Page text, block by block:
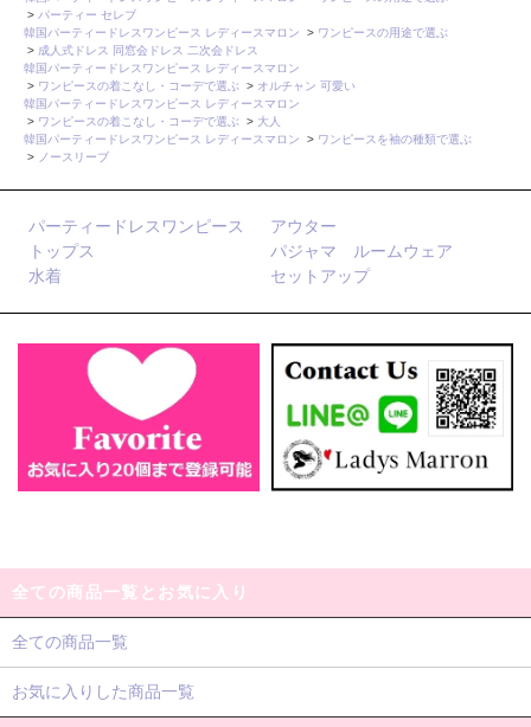
> パーティー セレブ
韓国パーティードレスワンピース レディースマロン
> ワンピースの用途で選ぶ
> 成人式ドレス 同窓会ドレス 二次会ドレス
韓国パーティードレスワンピース レディースマロン
> ワンピースの着こなし・コーデで選ぶ > オルチャン 可愛い
韓国パーティードレスワンピース レディースマロン
> ワンピースの着こなし・コーデで選ぶ > 大人
韓国パーティードレスワンピース レディースマロン
> ワンピースを袖の種類で選ぶ
> ノースリーブ
パーティードレスワンピース
アウター
トップス
パジャマ ルームウェア
水着
セットアップ
全ての商品一覧とお気に入り
全ての商品一覧
お気に入りした商品一覧